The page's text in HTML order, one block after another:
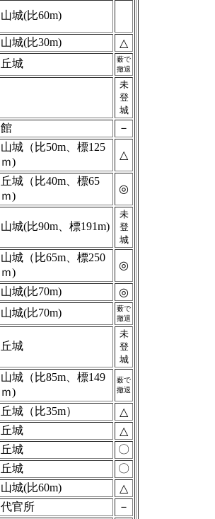
山城(比60m)
山城(比30m)
△
丘城
薮で
撤退
未
登
城
館 －
山城（比50m、標125
ｍ)
△
丘城（比40m、標65
ｍ)
◎
山城(比90m、標191m)
未
登
城
山城（比65m、標250
ｍ)
◎
山城(比70m)
◎
山城(比70m)
薮で
撤退
丘城
未
登
城
山城（比85m、標149
ｍ)
薮で
撤退
丘城（比35m）
△
丘城
△
丘城
〇
丘城
〇
山城(比60m)
△
代官所 －